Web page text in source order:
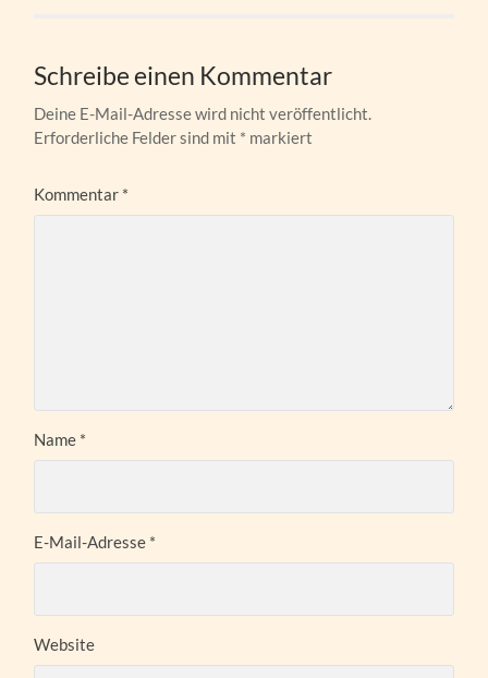
Schreibe einen Kommentar
Deine E-Mail-Adresse wird nicht veröffentlicht.
Erforderliche Felder sind mit * markiert
Kommentar *
Name *
E-Mail-Adresse *
Website